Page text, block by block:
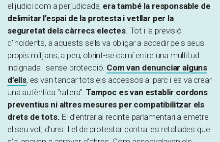
el judici com a perjudicada, era també la responsable de
delimitar l’espai de la protesta i vetllar per la
seguretat dels càrrecs electes. Tot i la previsió
d’incidents, a aquests se’ls va obligar a accedir pels seus
propis mitjans, a peu, obrint-se camí entre una multitud
indignada i sense protecció. Com van denunciar alguns
d’ells, es van tancar tots els accessos al parc i es va crear
una autèntica “ratera”. Tampoc es van establir cordons
preventius ni altres mesures per compatibilitzar els
drets de tots. El d’entrar al recinte parlamentari a emetre
el seu vot, d’uns. I el de protestar contra les retallades que